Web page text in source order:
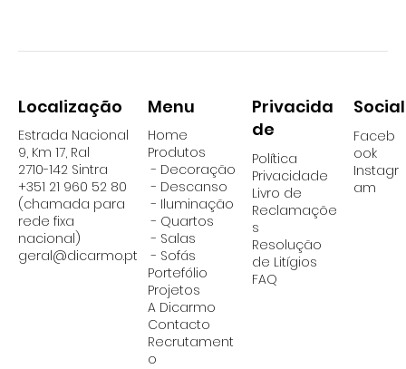
Estrada Nacional
9, Km 17, Ral
2710-142 Sintra
+351 21 960 52 80
(chamada para
rede fixa
nacional)
geral@dicarmo.pt
Localização
Home
Produtos
- Decoração
- Descanso
- Iluminação
- Quartos
- Salas
- Sofás
Portefólio
Projetos
A Dicarmo
Contacto
Recrutament
o
Menu
Política
Privacidade
Livro de
Reclamaçõe
s
Resolução
de Litígios
FAQ
Privacida
de
Faceb
ook
Instagr
am
Social